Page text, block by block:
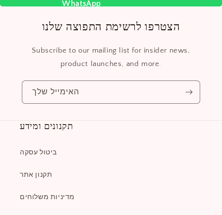
הצטרפו לרשימת התפוצה שלנו
Subscribe to our mailing list for insider news,
product launches, and more.
האימייל שלך
תקנונים ומידע
ביטול עסקה
תקנון אתר
מדיניות משלוחים